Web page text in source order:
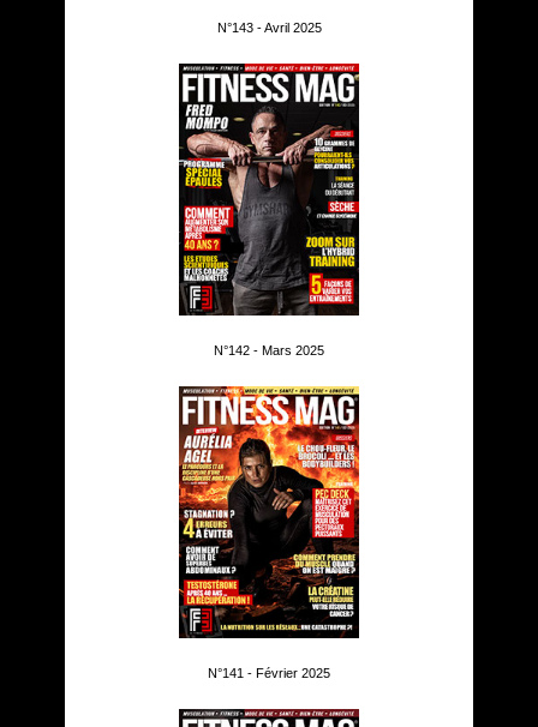
N°143 - Avril 2025
N°142 - Mars 2025
N°141 - Février 2025